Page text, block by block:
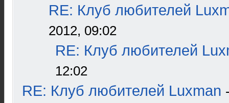
RE: Клуб любителей
2012, 09:02
RE: Клуб любителей
12:02
RE: Клуб любителей Luxman